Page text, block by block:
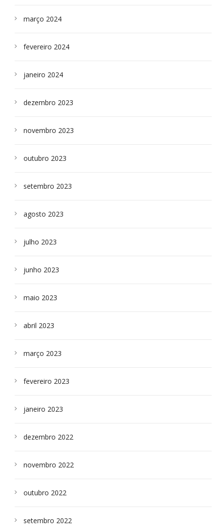
março 2024
fevereiro 2024
janeiro 2024
dezembro 2023
novembro 2023
outubro 2023
setembro 2023
agosto 2023
julho 2023
junho 2023
maio 2023
abril 2023
março 2023
fevereiro 2023
janeiro 2023
dezembro 2022
novembro 2022
outubro 2022
setembro 2022